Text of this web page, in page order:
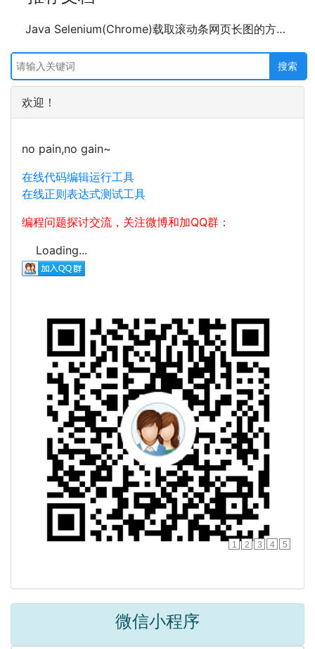
Java Selenium(Chrome)载取滚动条网页长图的方法及示例代码
欢迎！
no pain,no gain~
在线代码编辑运行工具
在线正则表达式测试工具
编程问题探讨交流，关注微博和加QQ群：
Loading...
1 2 3 4 5
微信小程序